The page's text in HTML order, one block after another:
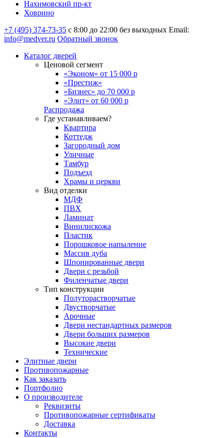
Нахимовский пр-кт
Ховрино
+7 (495) 374-73-35 с 8:00 до 22:00 без выходных Email:
info@medver.ru Обратный звонок
Каталог дверей
Ценовой сегмент
«Эконом» от 15 000 р
«Престиж»
«Бизнес» до 70 000 р
«Элит» от 60 000 р
Распродажа
Где устанавливаем?
Квартира
Коттедж
Загородный дом
Уличные
Тамбур
Подъезд
Храмы и церкви
Вид отделки
МДФ
ПВХ
Ламинат
Винилискожа
Пластик
Порошковое напыление
Массив дуба
Шпонированные двери
Двери с резьбой
Филенчатые двери
Тип конструкции
Полуторастворчатые
Двустворчатые
Арочные
Двери нестандартных размеров
Двери больших размеров
Высокие двери
Технические
Элитные двери
Противопожарные
Как заказать
Портфолио
О производителе
Реквизиты
Противопожарные сертификаты
Доставка
Контакты